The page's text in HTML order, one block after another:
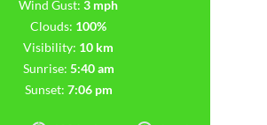
Wind Gust: 3 mph
Clouds: 100%
Visibility: 10 km
Sunrise: 5:40 am
Sunset: 7:06 pm